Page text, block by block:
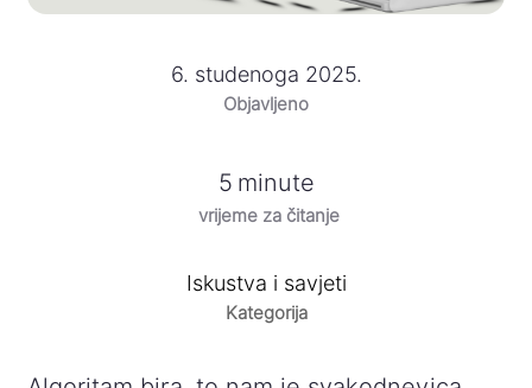
6. studenoga 2025.
Objavljeno
vrijeme za čitanje
5 minute
Iskustva i savjeti
Kategorija